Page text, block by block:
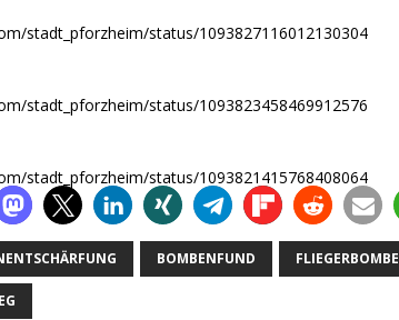
stadt_pforzheim/status/1093827116012130304
stadt_pforzheim/status/1093823458469912576
stadt_pforzheim/status/1093821415768408064
BOMBENFUND FLIEGERBOMBE